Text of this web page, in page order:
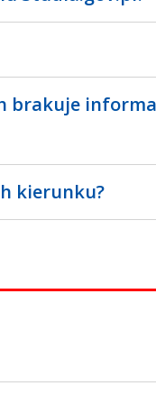
brakuje
kierunku?